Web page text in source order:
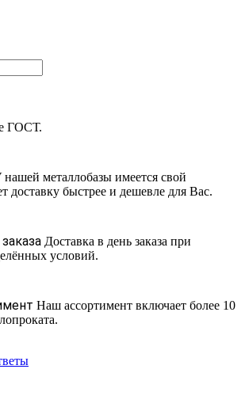
ГОСТ.
нашей металлобазы имеется свой
доставку быстрее и дешевле для Вас.
Доставка в день заказа при
условий.
Наш ассортимент включает более 10